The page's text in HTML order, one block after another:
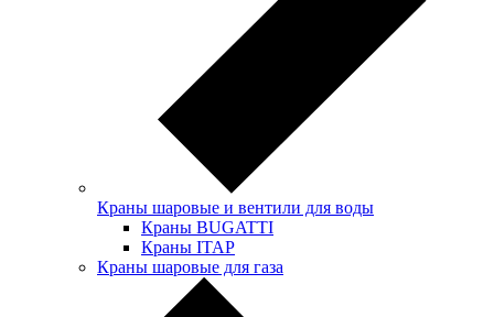
Краны шаровые и вентили для воды
Краны BUGATTI
Краны ITAP
Краны шаровые для газа